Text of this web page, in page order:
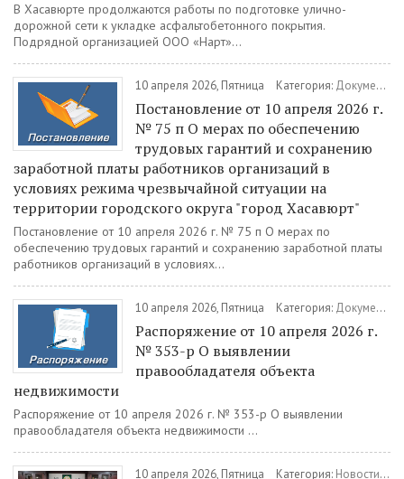
В Хасавюрте продолжаются работы по подготовке улично-
дорожной сети к укладке асфальтобетонного покрытия.
Подрядной организацией ООО «Нарт»...
10 апреля 2026, Пятница Категория: Документы
Постановление от 10 апреля 2026 г.
№ 75 п О мерах по обеспечению
трудовых гарантий и сохранению
заработной платы работников организаций в
условиях режима чрезвычайной ситуации на
территории городского округа "город Хасавюрт"
Постановление от 10 апреля 2026 г. № 75 п О мерах по
обеспечению трудовых гарантий и сохранению заработной платы
работников организаций в условиях...
10 апреля 2026, Пятница Категория: Документы
Распоряжение от 10 апреля 2026 г.
№ 353-р О выявлении
правообладателя объекта
недвижимости
Распоряжение от 10 апреля 2026 г. № 353-р О выявлении
правообладателя объекта недвижимости ...
10 апреля 2026, Пятница Категория: Новости/